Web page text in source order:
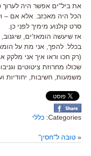
הכל היה מאכזב. אלא אם –
סרט קולנוע מימיך לפני כן.
אז שיעשה הומאז'ים,
בכלל. להפך, אני מת על
שכולו מחרוזת ציטוטים
משמעות, חשיבות, יחודיות
Categories: כללי
« טובה ל"חסין"